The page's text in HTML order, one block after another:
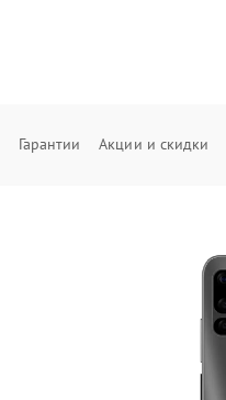
Гарантии Акции и скидки